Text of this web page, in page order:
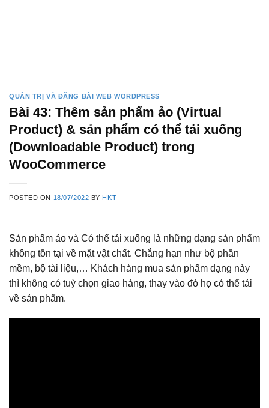
QUẢN TRỊ VÀ ĐĂNG BÀI WEB WORDPRESS
Bài 43: Thêm sản phẩm ảo (Virtual
Product) & sản phẩm có thể tải xuống
(Downloadable Product) trong
WooCommerce
POSTED ON 18/07/2022 BY HKT
Sản phẩm ảo và Có thể tải xuống là những dạng sản phẩm
không tồn tại về mặt vật chất. Chẳng hạn như bộ phần
mềm, bộ tài liệu,… Khách hàng mua sản phẩm dạng này
thì không có tuỳ chọn giao hàng, thay vào đó họ có thể tải
về sản phẩm.